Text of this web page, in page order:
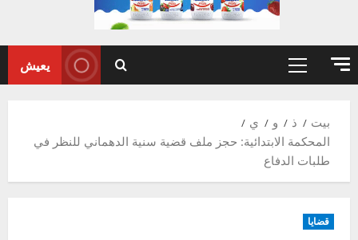
القائمة
يعيش
بيت ذ و
ي
المحكمة الابتدائية: حجز ملف قضية سنية الدهماني للنظر في
طلبات الدفاع
قضايا